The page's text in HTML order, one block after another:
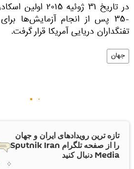
در تاریخ ۳۱ ژوئیه
-۳۵ پس از انجام آزمایش‌ها
تفنگداران دریایی آمریکا قرار گرفت.
جهان
تازه ترین رویدادهای ایران و جهان
را از صفحه تلگرام Sputnik Iran
Media دنبال کنید